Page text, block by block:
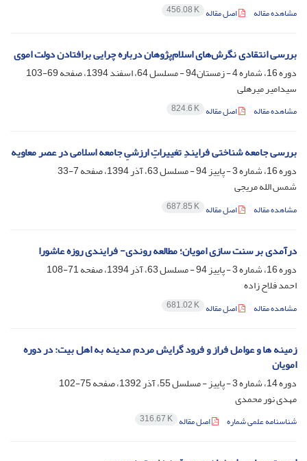
مشاهده مقاله اصل مقاله 456.08 K
بررسی انتقادی نگرش‌های اسلام‌پژوهان درباره چرایی برافتادن دولت اموی
دوره 16، شماره 4 - زمستان94 - مسلسل 64، اسفند 1394، صفحه
69-103
سیدامیر میرهلی
مشاهده مقاله اصل مقاله 824.6 K
بررسی جامعه شناختی فرایندِ تغییراتِ ارزشیِ جامعه اسلامی در عصر معاویه
دوره 16، شماره 3 - پاییز 94 - مسلسل 63، آذر 1394، صفحه
7-33
شمس الله مریجی
مشاهده مقاله اصل مقاله 687.85 K
درآمدی بر سنت سازی امویان؛ مطالعه روندی- فرایندی روزه عاشورا
دوره 16، شماره 3 - پاییز 94 - مسلسل 63، آذر 1394، صفحه
71-108
احمد فلاح زاده
مشاهده مقاله اصل مقاله 681.02 K
زمینه ها و عوامل فراز و فرود گرایش مردم مدینه به اهل بیت: در دوره
امویان
دوره 14، شماره 3 - پاییز - مسلسل 55، آذر 1392، صفحه
75-102
مهدی نور محمدی
شناسنامه علمی شماره اصل مقاله 316.67 K